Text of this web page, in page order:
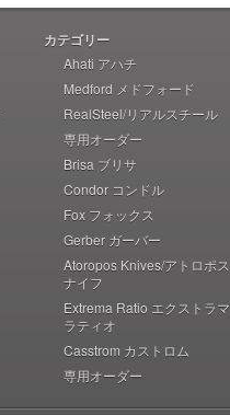
アル
ッカ
カテゴリー
Ahati アハチ
Medford メドフォード
RealSteel/リアルスチール
専用オーダー
Brisa ブリサ
Condor コンドル
Fox フォックス
Gerber ガーバー
Atoropos Knives/アトロポス
ナイフ
Extrema Ratio エクストラマ
ラティオ
Casstrom カストロム
専用オーダー